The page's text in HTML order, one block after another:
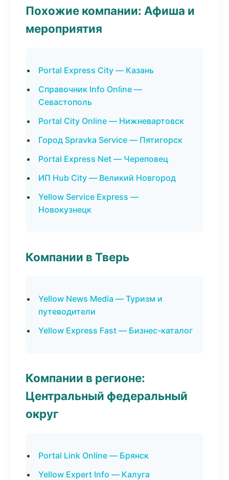
Похожие компании: Афиша и
мероприятия
Portal Express City — Казань
Справочник Info Online —
Севастополь
Portal City Online — Нижневартовск
Город Spravka Service — Пятигорск
Portal Express Net — Череповец
ИП Hub City — Великий Новгород
Yellow Service Express —
Новокузнецк
Компании в Тверь
Yellow News Media — Туризм и
путеводители
Yellow Express Fast — Бизнес-каталог
Компании в регионе:
Центральный федеральный
округ
Portal Link Online — Брянск
Yellow Expert Info — Калуга